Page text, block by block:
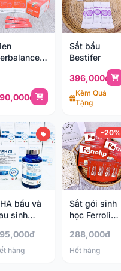
Sắt bầu
Bestifer
396,000đ
Kèm Quà
Tặng
bầu và
sinh
(18y+)
hàng
-20%
Sắt gói sinh
học Ferrolip
288,000đ
Hết hàng